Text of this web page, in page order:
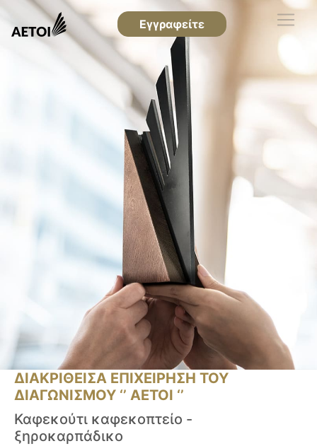
Εγγραφείτε
ΔΙΑΚΡΙΘΕΙΣΑ ΕΠΙΧΕΙΡΗΣΗ ΤΟΥ
ΔΙΑΓΩΝΙΣΜΟΥ ‘’ ΑΕΤΟΙ ‘’
Καφεκούτι καφεκοπτείο -
ξηροκαρπάδικο